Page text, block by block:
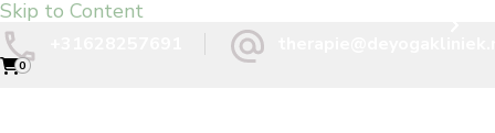
Skip to Content
0